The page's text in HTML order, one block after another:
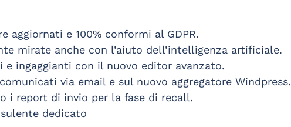
e 100% conformi al GDPR.
mirate anche con l’aiuto dell’intelligenza artificiale.
ingaggianti con il nuovo editor avanzato.
via email e sul nuovo aggregatore Windpress.
i report di invio per la fase di recall.
dedicato